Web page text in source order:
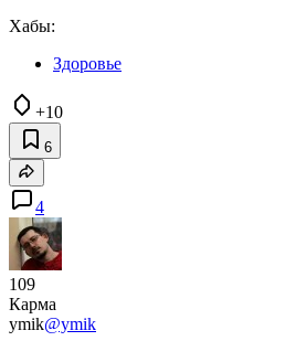
Хабы:
Здоровье
+10
6
4
109
Карма
ymik@ymik